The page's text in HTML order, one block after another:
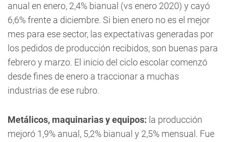
anual en enero, 2,4% bianual (vs enero 2020) y cayó
6,6% frente a diciembre. Si bien enero no es el mejor
mes para ese sector, las expectativas generadas por
los pedidos de producción recibidos, son buenas para
febrero y marzo. El inicio del ciclo escolar comenzó
desde fines de enero a traccionar a muchas
industrias de ese rubro.
Metálicos, maquinarias y equipos: la producción
mejoró 1,9% anual, 5,2% bianual y 2,5% mensual. Fue